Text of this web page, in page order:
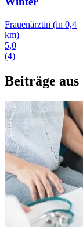
Frauenärztin (in 0,4
km)
5,0
(4)
Beiträge